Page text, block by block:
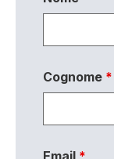
Cognome *
Email *